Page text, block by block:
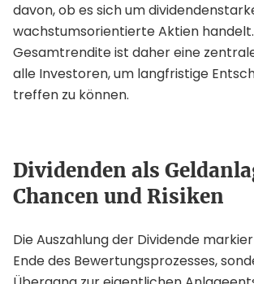
davon, ob es sich um
wachstumsorientierte Aktien
Gesamtrendite ist daher eine
alle Investoren, um langfristige
treffen zu können.
Dividenden als
Chancen und Risiken
Die Auszahlung der Dividende
Ende des Bewertungsprozesses,